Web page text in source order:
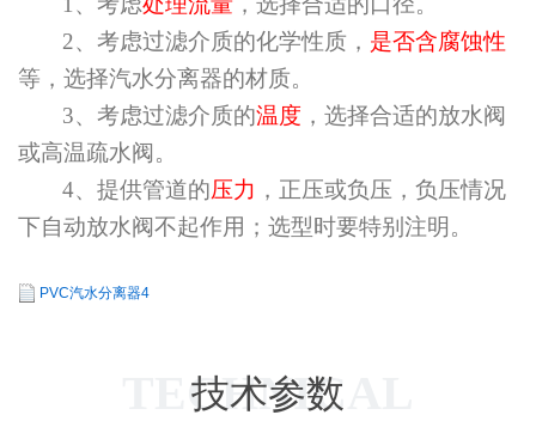
2、考虑过滤介质的化学性质， 是否含腐蚀性
等，选择汽水分离器的材质。
3、考虑过滤介质的温度 ，选择合适的放水阀
或高温疏水阀。
4、提供管道的压力 ，正压或负压，负压情况
下自动放水阀不起作用；选型时要特别注明。
PVC汽水分离器4
TECHNICAL
技术参数